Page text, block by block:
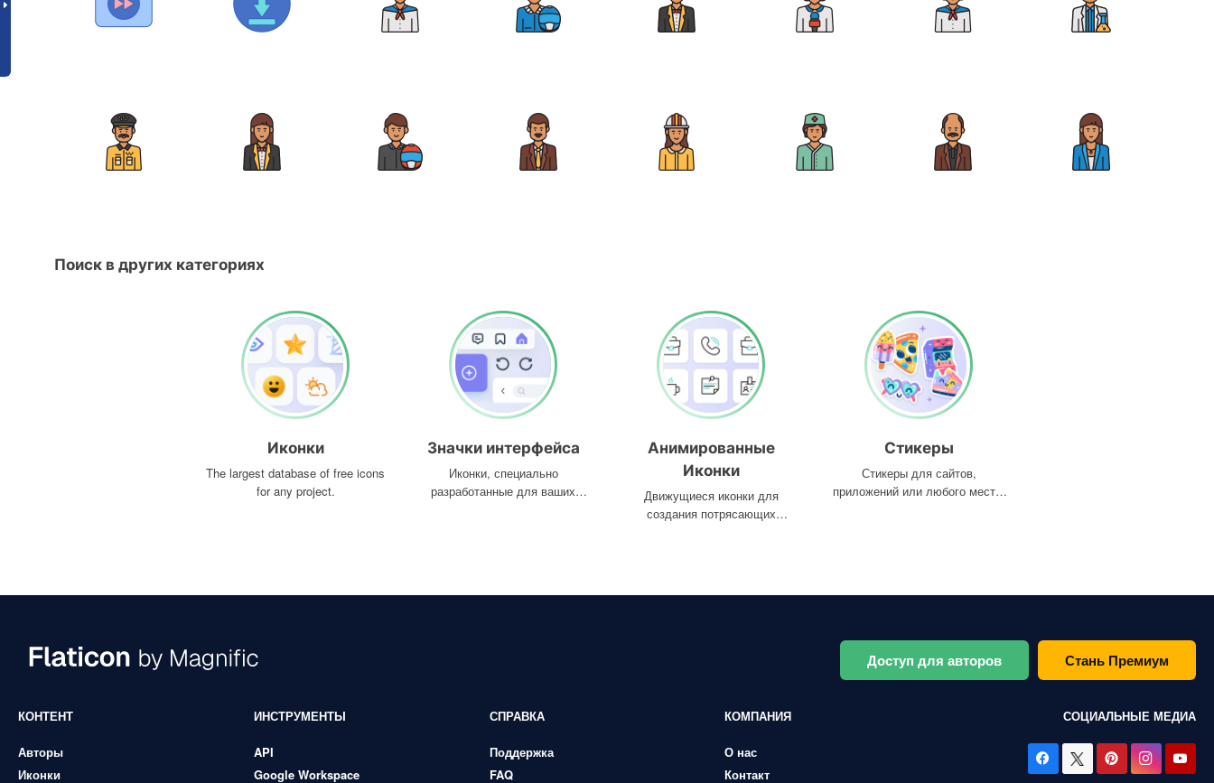
Поиск в других категориях
Иконки
The largest database of free icons
for any project.
Значки интерфейса
Иконки, специально
разработанные для ваших
Анимированные
Иконки
Движущиеся иконки для
создания потрясающих
Стикеры
Стикеры для сайтов,
приложений или любого места,
Доступ для авторов Стань Премиум
КОНТЕНТ
Авторы
Иконки
ИНСТРУМЕНТЫ
API
Google Workspace
СПРАВКА
Поддержка
FAQ
КОМПАНИЯ
О нас
Контакт
СОЦИАЛЬНЫЕ МЕДИА